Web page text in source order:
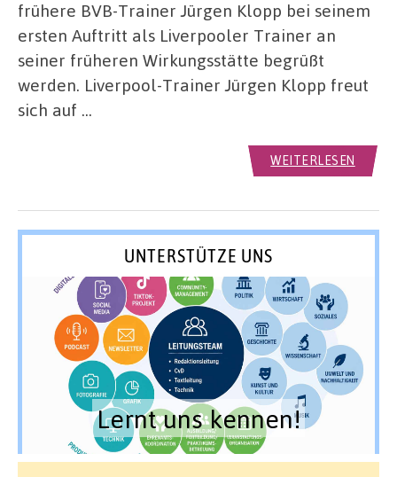
frühere BVB-Trainer Jürgen Klopp bei seinem
ersten Auftritt als Liverpooler Trainer an
seiner früheren Wirkungsstätte begrüßt
werden. Liverpool-Trainer Jürgen Klopp freut
sich auf …
WEITERLESEN
UNTERSTÜTZE UNS
Lernt uns kennen!